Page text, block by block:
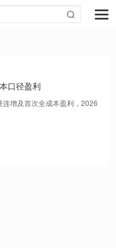
口径盈利
增及首次全成本盈利，2026